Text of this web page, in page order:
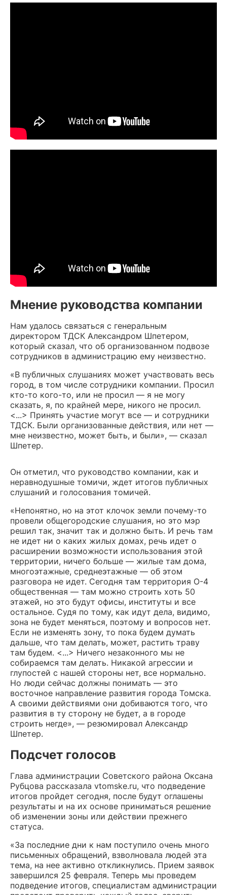
Мнение руководства компании
Нам удалось связаться с генеральным
директором ТДСК Александром Шпетером,
который сказал, что об организованном подвозе
сотрудников в администрацию ему неизвестно.
«В публичных слушаниях может участвовать весь
город, в том числе сотрудники компании. Просил
кто-то кого-то, или не просил — я не могу
сказать, я, по крайней мере, никого не просил.
<...> Принять участие могут все — и сотрудники
ТДСК. Были организованные действия, или нет —
мне неизвестно, может быть, и были», — сказал
Шпетер.
Он отметил, что руководство компании, как и
неравнодушные томичи, ждет итогов публичных
слушаний и голосования томичей.
«Непонятно, но на этот клочок земли почему-то
провели общегородские слушания, но это мэр
решил так, значит так и должно быть. И речь там
не идет ни о каких жилых домах, речь идет о
расширении возможности использования этой
территории, ничего больше — жилые там дома,
многоэтажные, среднеэтажные — об этом
разговора не идет. Сегодня там территория О-4
общественная — там можно строить хоть 50
этажей, но это будут офисы, институты и все
остальное. Судя по тому, как идут дела, видимо,
зона не будет меняться, поэтому и вопросов нет.
Если не изменять зону, то пока будем думать
дальше, что там делать, может, растить траву
там будем. <...> Ничего незаконного мы не
собираемся там делать. Никакой агрессии и
глупостей с нашей стороны нет, все нормально.
Но люди сейчас должны понимать — это
восточное направление развития города Томска.
А своими действиями они добиваются того, что
развития в ту сторону не будет, а в городе
строить негде», — резюмировал Александр
Шпетер.
Подсчет голосов
Глава администрации Советского района Оксана
Рубцова рассказала vtomske.ru, что подведение
итогов пройдет сегодня, после будут оглашены
результаты и на их основе приниматься решение
об изменении зоны или действии прежнего
статуса.
«За последние дни к нам поступило очень много
письменных обращений, взволновала людей эта
тема, на нее активно откликнулись. Прием заявок
завершился 25 февраля. Теперь мы проведем
подведение итогов, специалистам администрации